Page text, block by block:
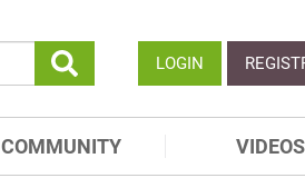
LOGIN
COMMUNITY VIDEOS